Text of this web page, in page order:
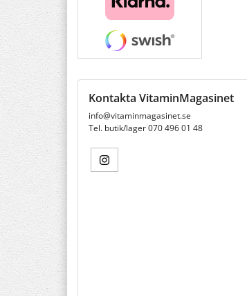
Kontakta VitaminMagasinet
info@vitaminmagasinet.se
Tel. butik/lager 070 496 01 48